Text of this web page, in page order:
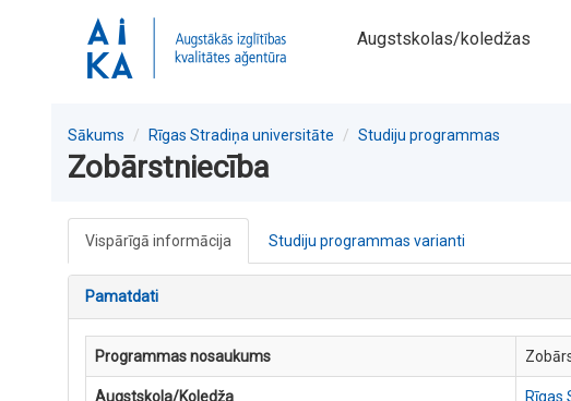
Augstskolas/koledžas
Sākums Rīgas Stradiņa universitāte Studiju programmas
Zobārstniecība
Vispārīgā informācija Studiju programmas varianti
Pamatdati
Programmas nosaukums
Augstskola/Koledža Rīgas